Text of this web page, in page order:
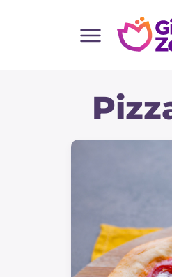
Toutes les recettes
Accompagnement
Pizzas et focaccia